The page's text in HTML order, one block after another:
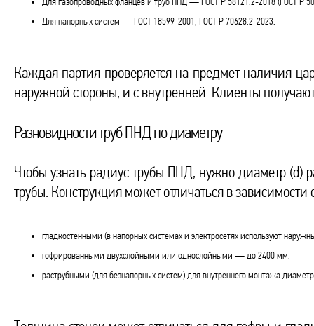
Для напорных систем — ГОСТ 18599-2001, ГОСТ Р 70628.2-2023.
Каждая партия проверяется на предмет наличия
наружной стороны, и с внутренней. Клиенты
Разновидности труб ПНД по диаметру
Чтобы узнать радиус трубы ПНД, нужно диаметр
трубы. Конструкция может отличаться в
гладкостенными (в напорных системах и электросетях используют
гофрированными двухслойными или однослойными — до 2400 мм.
раструбными (для безнапорных систем) для внутреннего монтажа